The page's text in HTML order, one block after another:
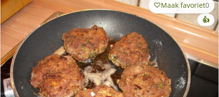
Maak favoriet0
👍